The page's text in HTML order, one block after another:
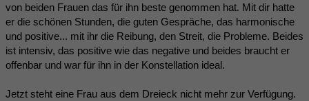
von beiden Frauen das für ihn beste genommen hat. Mit dir hatte
er die schönen Stunden, die guten Gespräche, das harmonische
und positive... mit ihr die Reibung, den Streit, die Probleme. Beides
ist intensiv, das positive wie das negative und beides braucht er
offenbar und war für ihn in der Konstellation ideal.
Jetzt steht eine Frau aus dem Dreieck nicht mehr zur Verfügung.